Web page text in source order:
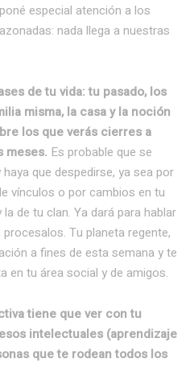
especial atención a los
nada llega a nuestras
de tu vida: tu pasado, los
misma, la casa y la noción
los que verás cierres a
meses. Es probable que se
que despedirse, ya sea por
vínculos o por cambios en tu
de tu clan. Ya dará para hablar
Tu planeta regente,
a fines de esta semana y te
en tu área social y de amigos.
tiene que ver con tu
intelectuales (aprendizaje
que te rodean todos los